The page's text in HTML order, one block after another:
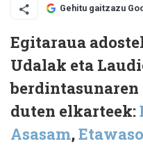
Gehitu gaitzazu
Egitaraua
Udalak eta
duten elkarteek:
Asasam,